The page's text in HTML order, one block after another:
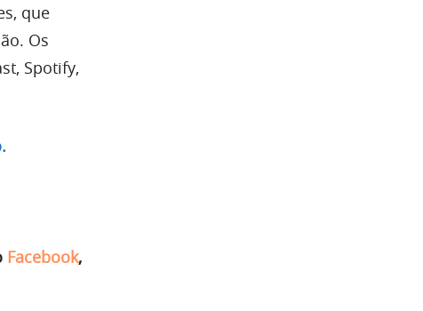
que
Os
Spotify,
Facebook,